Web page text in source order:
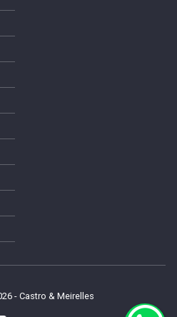
- Castro & Meirelles